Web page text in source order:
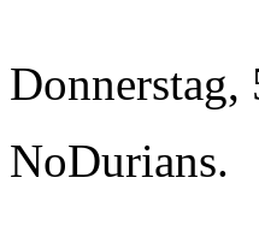
NoDurians.